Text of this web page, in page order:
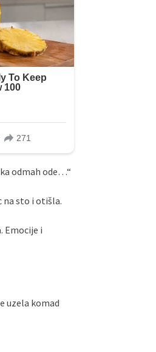
odmah ode…“
na sto i otišla.
Emocije i
uzela komad